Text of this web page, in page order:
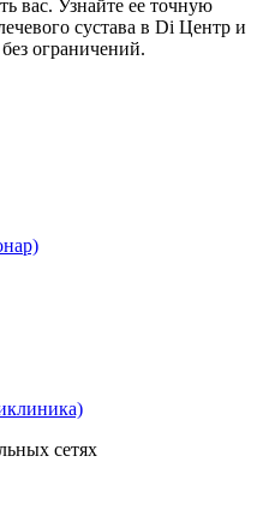
вас. Узнайте ее точную
сустава в Di Центр и
ограничений.
сетях